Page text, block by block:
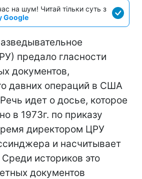
на шум! Читай тільки суть з
Google
предало гласности
документов,
давних операций в США
идет о досье, которое
в 1973г. по приказу
директором ЦРУ
и насчитывает
историков это
документов